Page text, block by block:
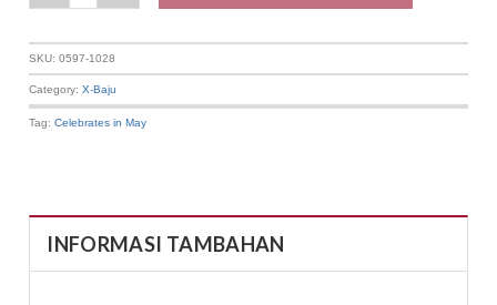
SKU:0597-1028
Category:X-Baju
Tag:Celebrates in May
INFORMASI TAMBAHAN